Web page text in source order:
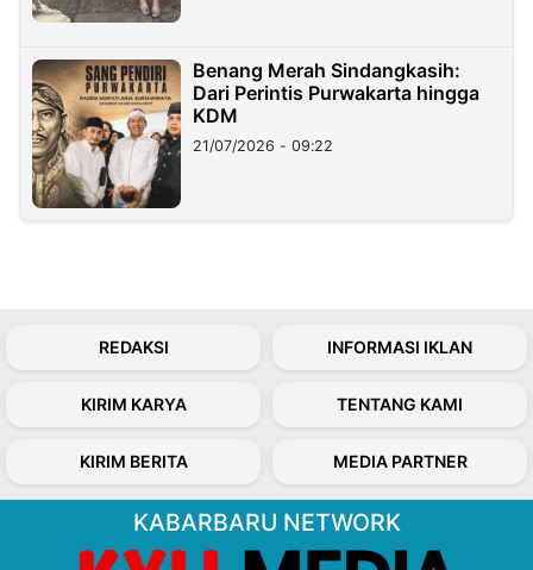
Benang Merah Sindangkasih:
Dari Perintis Purwakarta hingga
KDM
21/07/2026 - 09:22
REDAKSI INFORMASI IKLAN
KIRIM KARYA TENTANG KAMI
KIRIM BERITA MEDIA PARTNER
KABARBARU NETWORK